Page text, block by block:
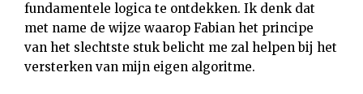
fundamentele logica te ontdekken. Ik denk dat
met name de wijze waarop Fabian het principe
van het slechtste stuk belicht me zal helpen bij het
versterken van mijn eigen algoritme.